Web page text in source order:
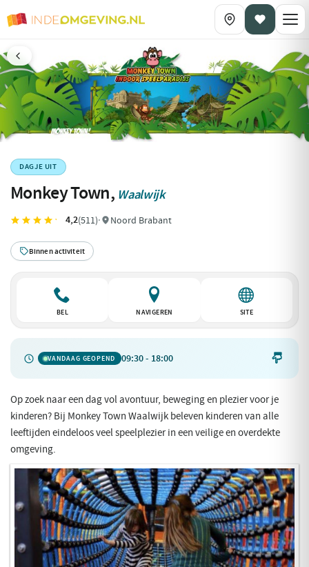
DAGJE UIT
Monkey Town, Waalwijk
4,2(511)· Noord Brabant
Binnen activiteit
BEL NAVIGEREN SITE
VANDAAG GEOPEND 09:30 - 18:00 
Op zoek naar een dag vol avontuur, beweging en plezier voor je
kinderen? Bij Monkey Town Waalwijk beleven kinderen van alle
leeftijden eindeloos veel speelplezier in een veilige en overdekte
omgeving.